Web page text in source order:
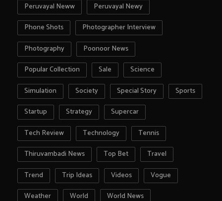
Peruvayal Neww
Peruvayal Newy
Phone Shots
Photographer Interview
Photography
Poonoor News
Popular Collection
Sale
Science
Simulation
Society Special Story
Sports
Startup
Strategy
Supercar
Tech Review
Technology
Tennis
Thiruvambadi News
Top Bet
Travel
Trend
Trip Ideas Videos
Vogue
Weather
World
World News